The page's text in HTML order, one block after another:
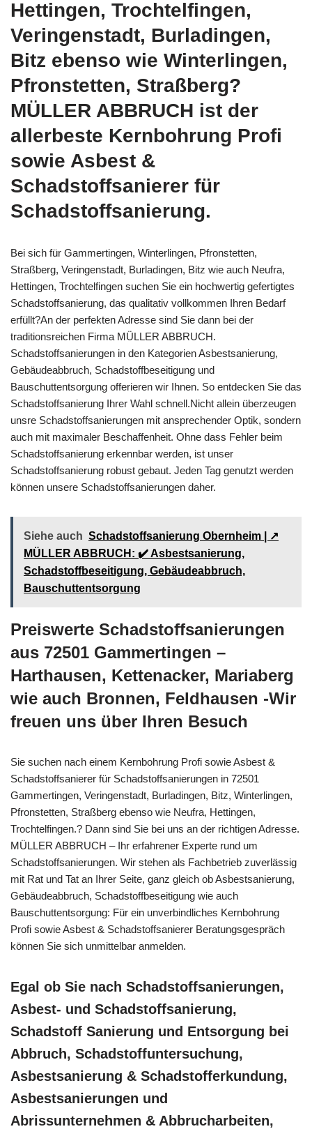
Hettingen, Trochtelfingen,
Veringenstadt, Burladingen,
Bitz ebenso wie Winterlingen,
Pfronstetten, Straßberg?
MÜLLER ABBRUCH ist der
allerbeste Kernbohrung Profi
sowie Asbest &
Schadstoffsanierer für
Schadstoffsanierung.
Bei sich für Gammertingen, Winterlingen, Pfronstetten,
Straßberg, Veringenstadt, Burladingen, Bitz wie auch Neufra,
Hettingen, Trochtelfingen suchen Sie ein hochwertig gefertigtes
Schadstoffsanierung, das qualitativ vollkommen Ihren Bedarf
erfüllt?An der perfekten Adresse sind Sie dann bei der
traditionsreichen Firma MÜLLER ABBRUCH.
Schadstoffsanierungen in den Kategorien Asbestsanierung,
Gebäudeabbruch, Schadstoffbeseitigung und
Bauschuttentsorgung offerieren wir Ihnen. So entdecken Sie das
Schadstoffsanierung Ihrer Wahl schnell.Nicht allein überzeugen
unsre Schadstoffsanierungen mit ansprechender Optik, sondern
auch mit maximaler Beschaffenheit. Ohne dass Fehler beim
Schadstoffsanierung erkennbar werden, ist unser
Schadstoffsanierung robust gebaut. Jeden Tag genutzt werden
können unsere Schadstoffsanierungen daher.
Siehe auch Schadstoffsanierung Obernheim | ↗️
MÜLLER ABBRUCH: ✔️ Asbestsanierung,
Schadstoffbeseitigung, Gebäudeabbruch,
Bauschuttentsorgung
Preiswerte Schadstoffsanierungen
aus 72501 Gammertingen –
Harthausen, Kettenacker, Mariaberg
wie auch Bronnen, Feldhausen -Wir
freuen uns über Ihren Besuch
Sie suchen nach einem Kernbohrung Profi sowie Asbest &
Schadstoffsanierer für Schadstoffsanierungen in 72501
Gammertingen, Veringenstadt, Burladingen, Bitz, Winterlingen,
Pfronstetten, Straßberg ebenso wie Neufra, Hettingen,
Trochtelfingen.? Dann sind Sie bei uns an der richtigen Adresse.
MÜLLER ABBRUCH – Ihr erfahrener Experte rund um
Schadstoffsanierungen. Wir stehen als Fachbetrieb zuverlässig
mit Rat und Tat an Ihrer Seite, ganz gleich ob Asbestsanierung,
Gebäudeabbruch, Schadstoffbeseitigung wie auch
Bauschuttentsorgung: Für ein unverbindliches Kernbohrung
Profi sowie Asbest & Schadstoffsanierer Beratungsgespräch
können Sie sich unmittelbar anmelden.
Egal ob Sie nach Schadstoffsanierungen,
Asbest- und Schadstoffsanierung,
Schadstoff Sanierung und Entsorgung bei
Abbruch, Schadstoffuntersuchung,
Asbestsanierung & Schadstofferkundung,
Asbestsanierungen und
Abrissunternehmen & Abbrucharbeiten,